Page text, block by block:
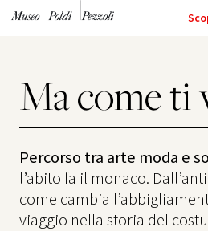
Vai al contenuto
Ma come ti
Percorso tra arte moda e
l’abito fa il monaco.
come cambia
viaggio nella storia del